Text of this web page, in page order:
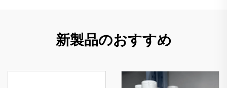
新製品のおすすめ